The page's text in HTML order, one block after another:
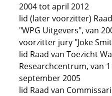
2004 tot april 2012
lid (later voorzitter)
"WPG Uitgevers", van
voorzitter jury "Joke
lid Raad van Toezicht
Researchcentrum, van
september 2005
lid Raad van